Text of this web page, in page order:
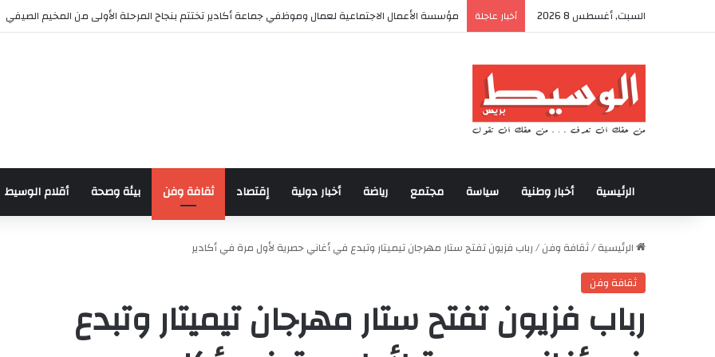
السبت, أغسطس 8 2026 أخبار عاجلة أكادير تحتضن كأس العرش للدراجات بمناسبة الذكرى السابعة والعشرين لعيد العرش المجيد
الرئيسية أخبار وطنية سياسة مجتمع رياضة أخبار دولية إقتصاد ثقافة وفن بيئة وصحة أقلام الوسيط
الرئيسية/ثقافة وفن/رباب فزيون تفتح ستار مهرجان تيميتار وتبدع في أغاني حصرية لأول مرة في أكادير
ثقافة وفن
رباب فزيون تفتح ستار مهرجان تيميتار وتبدع